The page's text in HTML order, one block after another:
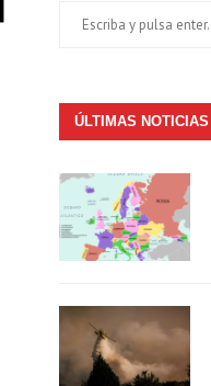
ÚLTIMAS NOTICIAS